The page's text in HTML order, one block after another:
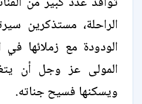
الراحلة، مستذكرين
الودودة مع زملائها
المولى عز وجل أن
ويسكنها فسيح جناته.